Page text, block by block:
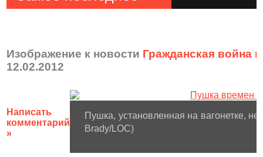
Изображение к новости Гражданская война
12.02.2012
Написать
комментарий
»
Пушка, установленная на вагонетке,
Brady/LOC)